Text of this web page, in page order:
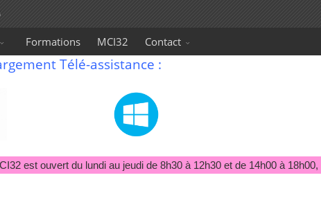
Formations MCI32 Contact
Télé-assistance :
est ouvert du lundi au jeudi de 8h30 à 12h30 et de 14h00 à 18h00,